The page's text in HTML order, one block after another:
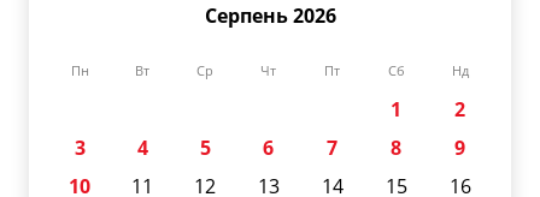
Серпень 2026
Пн Вт Ср Чт Пт Сб Нд
1
2
3
4 5 6 7 8
9
10
11 12 13 14 15
16